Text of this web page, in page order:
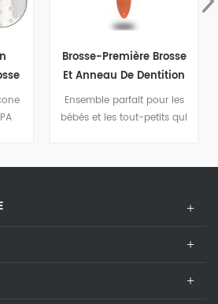
Brosse
les
qui
Brosse À Dents Souple
En Silicone Pour Bébé,
Anneau De Dentition
Pliable, Brosses À Dents
Bébés
Convient aux bébés de
plus de 6 mois